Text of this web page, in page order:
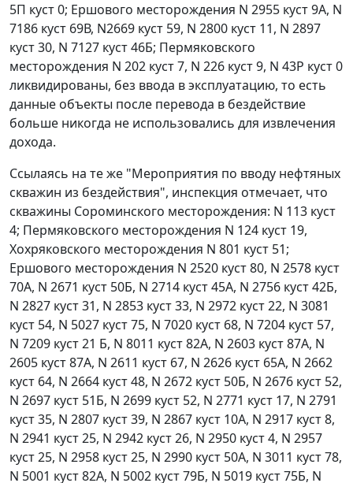
5П куст 0; Ершового месторождения N 2955 куст 9А, N
7186 куст 69В, N2669 куст 59, N 2800 куст 11, N 2897
куст 30, N 7127 куст 46Б; Пермяковского
месторождения N 202 куст 7, N 226 куст 9, N 43Р куст 0
ликвидированы, без ввода в эксплуатацию, то есть
данные объекты после перевода в бездействие
больше никогда не использовались для извлечения
дохода.
Ссылаясь на те же "Мероприятия по вводу нефтяных
скважин из бездействия", инспекция отмечает, что
скважины Сороминского месторождения: N 113 куст
4; Пермяковского месторождения N 124 куст 19,
Хохряковского месторождения N 801 куст 51;
Ершового месторождения N 2520 куст 80, N 2578 куст
70А, N 2671 куст 50Б, N 2714 куст 45А, N 2756 куст 42Б,
N 2827 куст 31, N 2853 куст 33, N 2972 куст 22, N 3081
куст 54, N 5027 куст 75, N 7020 куст 68, N 7204 куст 57,
N 7209 куст 21 Б, N 8011 куст 82А, N 2603 куст 87А, N
2605 куст 87А, N 2611 куст 67, N 2626 куст 65А, N 2662
куст 64, N 2664 куст 48, N 2672 куст 50Б, N 2676 куст 52,
N 2697 куст 51Б, N 2699 куст 52, N 2771 куст 17, N 2791
куст 35, N 2807 куст 39, N 2867 куст 10А, N 2917 куст 8,
N 2941 куст 25, N 2942 куст 26, N 2950 куст 4, N 2957
куст 25, N 2958 куст 25, N 2990 куст 50А, N 3011 куст 78,
N 5001 куст 82А, N 5002 куст 79Б, N 5019 куст 75Б, N